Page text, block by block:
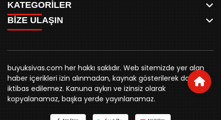
ANASAYFA
AKSU CANLI
MEYDAN CANLI
MEDRESELER CANLI
MERAKÜM CANLI
YUKARI TEKKE CANLI
KURUMSAL KİMLİK
REKLAM FİYATLARI
BİZE ULAŞIN
KÜNYE
KATEGORİLER
WHATSAPP
SPOR
SİYASET
BELEDİYE
SİVAS VALİLİĞİ
ÜNİVERSİTE
KURUMLAR
STK
YORUM
BİZE ULAŞIN
0346 221 00 60
buyuksivashaber@gmail.com
Örtülüpınar Mah. İnönü Bulvarı Özkahya Apt. Kat:3 D:7
Sivas
buyuksivas.com her hakkı saklıdır. Web sitemizde yer alan
haber içerikleri izin alınmadan, kaynak gösterilerek dahi
iktibas edilemez. Kanuna aykırı ve izinsiz olarak
kopyalanamaz, başka yerde yayınlanamaz.